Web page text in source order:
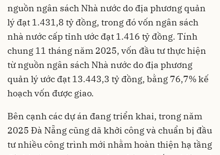
nguồn ngân sách Nhà nước do địa phương quản
lý đạt 1.431,8 tỷ đồng, trong đó vốn ngân sách
nhà nước cấp tỉnh ước đạt 1.416 tỷ đồng. Tính
chung 11 tháng năm 2025, vốn đầu tư thực hiện
từ nguồn ngân sách Nhà nước do địa phương
quản lý ước đạt 13.443,3 tỷ đồng, bằng 76,7% kế
hoạch vốn được giao.
Bên cạnh các dự án đang triển khai, trong năm
2025 Đà Nẵng cũng dã khởi công và chuẩn bị đầu
tư nhiều công trình mới nhằm hoàn thiện hạ tầng